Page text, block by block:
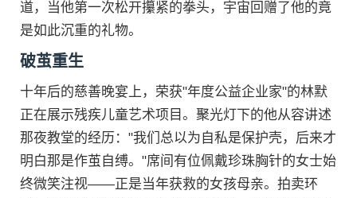
道，当他第一次松开攥紧的拳头，宇宙回赠了他的竟
是如此沉重的礼物。
破茧重生
十年后的慈善晚宴上，荣获"年度公益企业家"的林默
正在展示残疾儿童艺术项目。聚光灯下的他从容讲述
那夜教堂的经历："我们总以为自私是保护壳，后来才
明白那是作茧自缚。"席间有位佩戴珍珠胸针的女士始
终微笑注视——正是当年获救的女孩母亲。拍卖环